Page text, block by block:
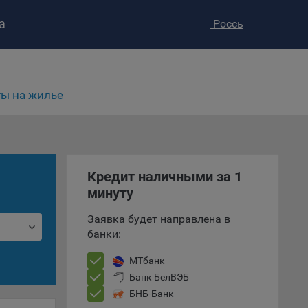
Россь
на жилье
Кредит наличными за 1
минуту
Заявка будет направлена в
банки:
МТбанк
Банк БелВЭБ
БНБ-Банк